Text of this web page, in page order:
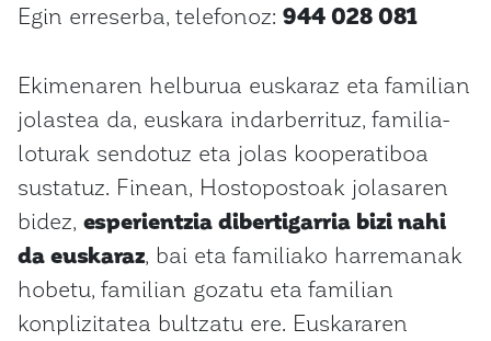
Egin erreserba, telefonoz: 944 028 081
Ekimenaren helburua euskaraz eta familian
jolastea da, euskara indarberrituz, familia-
loturak sendotuz eta jolas kooperatiboa
sustatuz. Finean, Hostopostoak jolasaren
bidez, esperientzia dibertigarria bizi nahi
da euskaraz, bai eta familiako harremanak
hobetu, familian gozatu eta familian
konplizitatea bultzatu ere. Euskararen